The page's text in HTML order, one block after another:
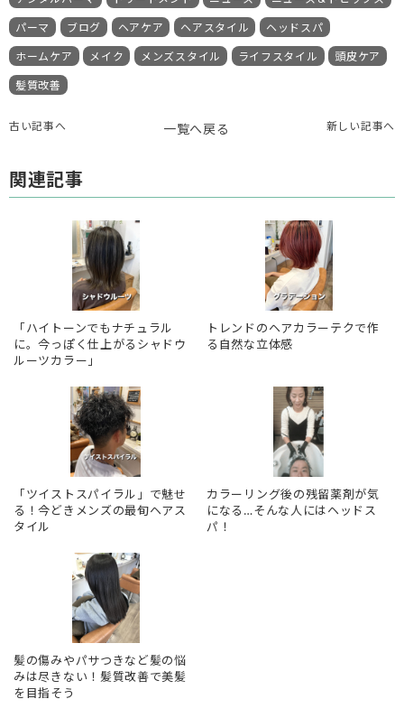
パーマ
ブログ ヘアケア ヘアスタイル
ヘッドスパ
ホームケア
メイク メンズスタイル ライフスタイル
頭皮ケア
髪質改善
古い記事へ 一覧へ戻る 新しい記事へ
関連記事
「ハイトーンでもナチュラル
に。今っぽく仕上がるシャドウ
ルーツカラー」
トレンドのヘアカラーテクで作
る自然な立体感
「ツイストスパイラル」で魅せ
る！今どきメンズの最旬ヘアス
タイル
カラーリング後の残留薬剤が気
になる…そんな人にはヘッドス
パ！
髪の傷みやパサつきなど髪の悩
みは尽きない！髪質改善で美髪
を目指そう